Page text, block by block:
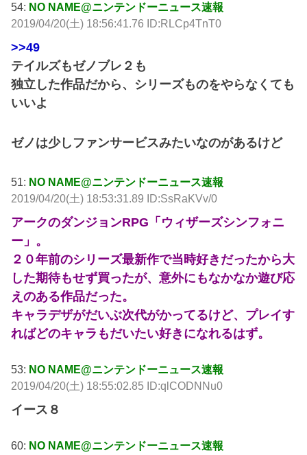
54: NO NAME@ニンテンドーニュース速報
2019/04/20(土) 18:56:41.76 ID:RLCp4TnT0
>>49
テイルズもゼノブレ２も
独立した作品だから、シリーズものをやらなくても
いいよ
ゼノは少しファンサービスみたいなのがあるけど
51: NO NAME@ニンテンドーニュース速報
2019/04/20(土) 18:53:31.89 ID:SsRaKVv/0
アークのダンジョンRPG「ウィザーズシンフォニ
ー」。
２０年前のシリーズ最新作で当時好きだったから大
した期待もせず買ったが、意外にもなかなか遊び応
えのある作品だった。
キャラデザがだいぶ次代がかってるけど、プレイす
ればどのキャラもだいたい好きになれるはず。
53: NO NAME@ニンテンドーニュース速報
2019/04/20(土) 18:55:02.85 ID:qlCODNNu0
イース８
60: NO NAME@ニンテンドーニュース速報